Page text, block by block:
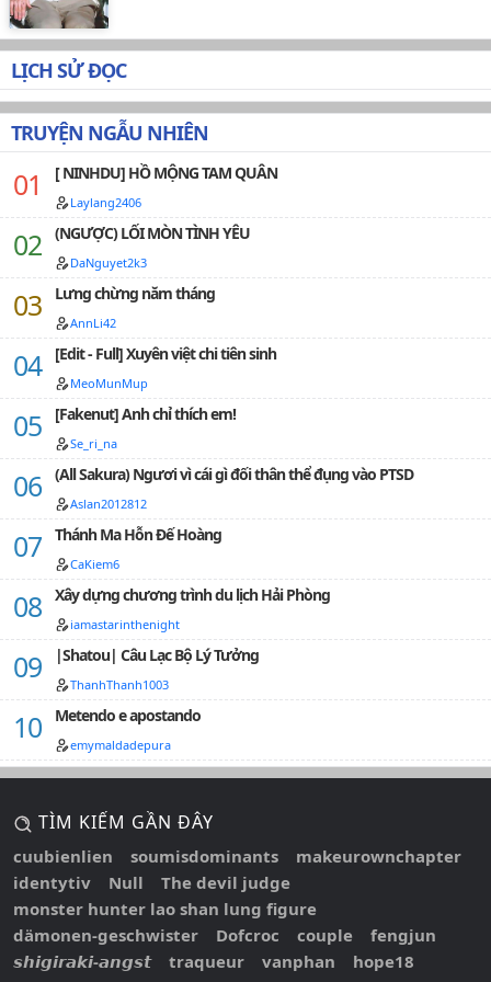
muốn tìm thú vui :))).PS: KO REUP HAY CHUYỂN VER VÌ
BẤT KÌ LÝ DO GÌ, BẰNG BẤT KÌ HÌNH THỨC NÀO.…
LỊCH SỬ ĐỌC
TRUYỆN NGẪU NHIÊN
[ NINHDU] HỒ MỘNG TAM QUÂN
Laylang2406
(NGƯỢC) LỐI MÒN TÌNH YÊU
DaNguyet2k3
Lưng chừng năm tháng
AnnLi42
[Edit - Full] Xuyên việt chi tiên sinh
MeoMunMup
[Fakenut] Anh chỉ thích em!
Se_ri_na
(All Sakura) Ngươi vì cái gì đối thân thể đụng vào PTSD
Aslan2012812
Thánh Ma Hỗn Đế Hoàng
CaKiem6
Xây dựng chương trình du lịch Hải Phòng
iamastarinthenight
|Shatou| Câu Lạc Bộ Lý Tưởng
ThanhThanh1003
Metendo e apostando
emymaldadepura
TÌM KIẾM GẦN ĐÂY
cuubienlien soumisdominants
makeurownchapter
identytiv
Null
The devil judge
monster hunter lao shan lung figure
dämonen-geschwister
Dofcroc couple
fengjun
𝙨𝙝𝙞𝙜𝙞𝙧𝙖𝙠𝙞-𝙖𝙣𝙜𝙨𝙩
traqueur vanphan
hope18